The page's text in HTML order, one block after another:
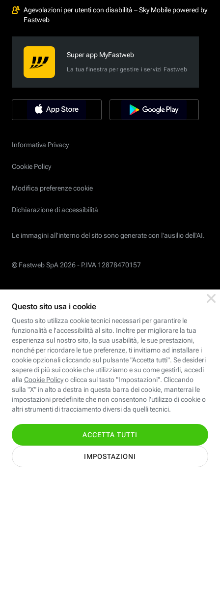
Agevolazioni per utenti con disabilità – Sky Mobile powered by
Fastweb
Super app MyFastweb
La tua finestra per gestire i servizi Fastweb
Informativa Privacy
Cookie Policy
Modifica preferenze cookie
Dichiarazione di accessibilità
Le immagini all’interno del sito sono generate con l'ausilio dell'AI.
© Fastweb SpA 2026 - P.IVA 12878470157